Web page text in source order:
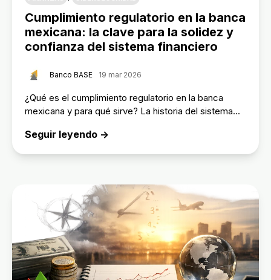
Cumplimiento regulatorio en la banca
mexicana: la clave para la solidez y
confianza del sistema financiero
Banco BASE 19 mar 2026
¿Qué es el cumplimiento regulatorio en la banca
mexicana y para qué sirve? La historia del sistema...
Seguir leyendo →